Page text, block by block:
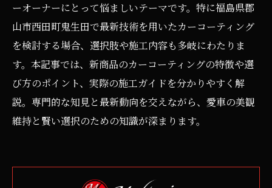
ーオーナーにとって悩ましいテーマです。特に福島県郡
山市西田町鬼生田で最新技術を用いたカーコーティング
を検討する場合、選択肢や施工内容も多岐にわたりま
す。本記事では、新商品のカーコーティングの特徴や選
び方のポイント、実際の施工ガイドを分かりやすく解
説。専門的な知見と最新動向を交えながら、愛車の美観
維持と賢い選択のための知識が深まります。